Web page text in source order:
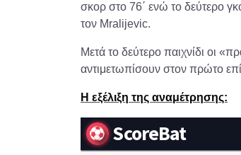
σκορ στο 76΄ ενώ το δεύτερο
τον Mralijevic.
Μετά το δεύτερο παιχνίδι οι
αντιμετωπίσουν στον πρώτο
Η εξέλιξη της αναμέτρησης: